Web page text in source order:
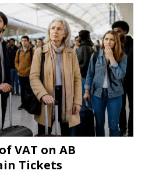
VAT on AB
Tickets